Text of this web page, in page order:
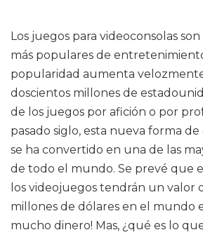
Los juegos para videoconsolas
más populares de
popularidad aumenta
doscientos millones de
de los juegos por afición o por
pasado siglo, esta nueva forma
se ha convertido en una de las
de todo el mundo. Se prevé que
los videojuegos tendrán un valor
millones de dólares en el mundo
mucho dinero! Mas, ¿qué es lo